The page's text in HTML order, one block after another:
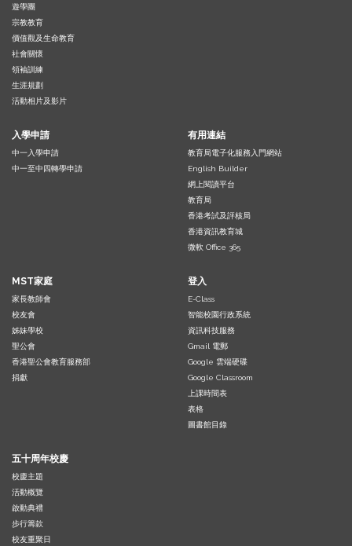
遊學團
宗教教育
價值觀及生命教育
社會關懷
領袖訓練
生涯規劃
活動相片及影片
入學申請
中一入學申請
中一至中四轉學申請
有用連結
教育局電子化服務入門網站
English Builder
網上閱讀平台
教育局
香港考試及評核局
香港資訊教育城
微軟 Office 365
MST家庭
家長教師會
校友會
姊妹學校
聖公會
香港聖公會教育服務部
捐獻
登入
E-Class
智能校園行政系統
資訊科技服務
Gmail 電郵
Google 雲端硬碟
Google Classroom
上課時間表
表格
圖書館目錄
五十周年校慶
校慶主題
活動概覽
啟動典禮
步行籌款
校友重聚日